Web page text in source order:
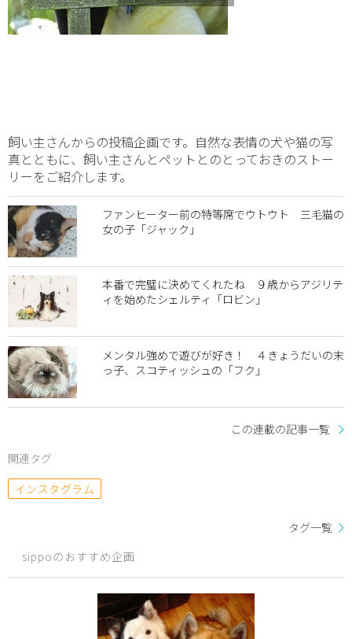
飼い主さんからの投稿企画です。自然な表情の犬や猫の写
真とともに、飼い主さんとペットとのとっておきのストー
リーをご紹介します。
ファンヒーター前の特等席でウトウト 三毛猫の
女の子「ジャック」
本番で完璧に決めてくれたね ９歳からアジリテ
ィを始めたシェルティ「ロビン」
メンタル強めで遊びが好き！ ４きょうだいの末
っ子、スコティッシュの「フク」
この連載の記事一覧
関連タグ
インスタグラム
タグ一覧
sippoのおすすめ企画